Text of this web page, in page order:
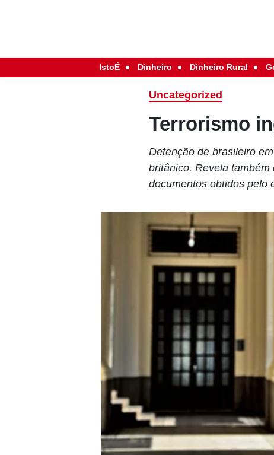
IstoÉ Dinheiro Dinheiro Rural
Uncategorized
Terrorismo
Detenção de brasileiro
britânico. Revela
documentos obtidos pelo